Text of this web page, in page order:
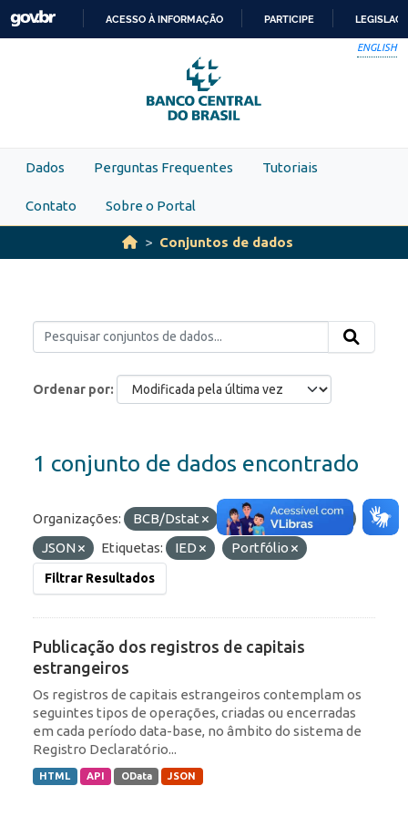
Skip to main content
PARA
O
CONTEÚDO
ACESSO À INFORMAÇÃO PARTICIPE
ENGLISH
Dados Perguntas Frequentes Tutoriais
Contato Sobre o Portal
Conjuntos de dados
Ordenar por
1 conjunto de dados encontrado
Organizações: BCB/Dstat Formatos:
HTML
JSON
Etiquetas: IED Portfólio
Filtrar Resultados
Publicação dos registros de capitais
estrangeiros
Os registros de capitais estrangeiros contemplam os
seguintes tipos de operações, criadas ou encerradas
em cada período data-base, no âmbito do sistema de
Registro Declaratório...
HTML API OData JSON